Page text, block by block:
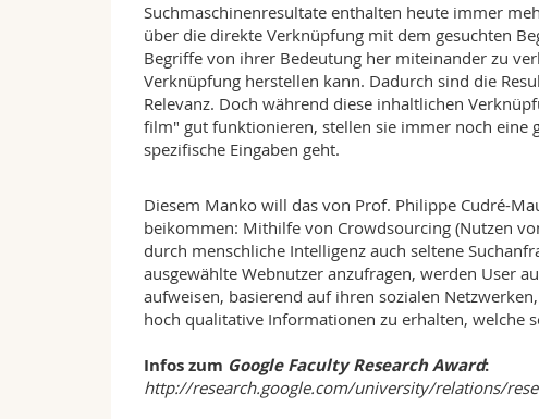
Suchmaschinenresultate enthalten heute immer
über die direkte Verknüpfung mit dem gesuchten
Begriffe von ihrer Bedeutung her miteinander zu
Verknüpfung herstellen kann. Dadurch sind die
Relevanz. Doch während diese inhaltlichen
film" gut funktionieren, stellen sie immer noch eine
spezifische Eingaben geht.
Diesem Manko will das von Prof. Philippe Cudré-
beikommen: Mithilfe von Crowdsourcing (Nutzen
durch menschliche Intelligenz auch seltene
ausgewählte Webnutzer anzufragen, werden User
aufweisen, basierend auf ihren sozialen
hoch qualitative Informationen zu erhalten, welche
Infos zum Google Faculty Research Award:
http://research.google.com/university/relations/